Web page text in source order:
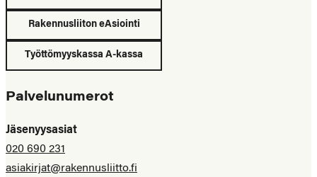
Rakennusliiton eAsiointi
Työttömyyskassa A-kassa
Palvelunumerot
Jäsenyysasiat
020 690 231
asiakirjat@rakennusliitto.fi